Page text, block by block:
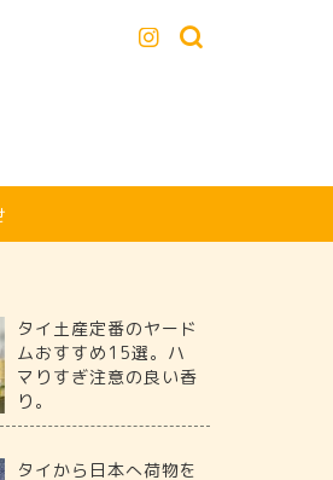
タイ土産定番のヤード
ムおすすめ15選。ハ
マりすぎ注意の良い香
り。
タイから日本へ荷物を